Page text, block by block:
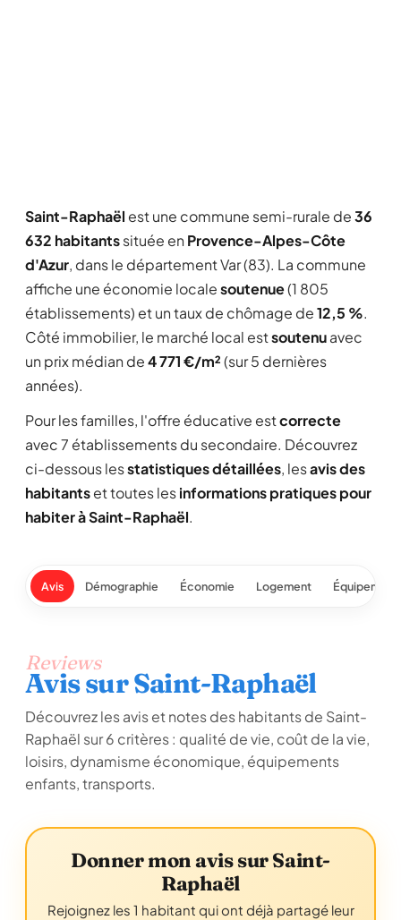
Saint-Raphaël est une commune semi-rurale de36
632 habitantssituée en Provence-Alpes-Côte
d'Azur, dans le département Var (83). La commune
affiche une économie localesoutenue(1 805
établissements) et un taux de chômage de12,5 %.
Côté immobilier, le marché local estsoutenuavec
un prix médian de4 771 €/m²(sur 5 dernières
années).
Pour les familles, l'offre éducative estcorrecte
avec 7 établissements du secondaire. Découvrez
ci-dessous lesstatistiques détaillées, lesavis des
habitantset toutes lesinformations pratiques pour
habiter à Saint-Raphaël.
Avis Démographie Économie Logement
Reviews
Avis sur Saint-Raphaël
Découvrez les avis et notes des habitants de Saint-
Raphaël sur 6 critères : qualité de vie, coût de la vie,
loisirs, dynamisme économique, équipements
enfants, transports.
Donner mon avis sur Saint-
Raphaël
Rejoignez les 1 habitant qui ont déjà partagé leur